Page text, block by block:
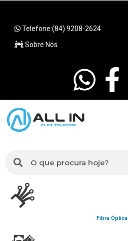
Telefone:(84) 9208-2624
Sobre Nós
Fibra Óptica